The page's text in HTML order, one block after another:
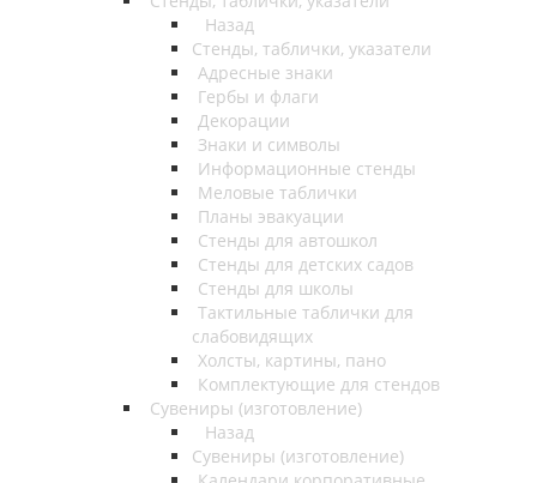
Назад
Стенды, таблички, указатели
Адресные знаки
Гербы и флаги
Декорации
Знаки и символы
Информационные стенды
Меловые таблички
Планы эвакуации
Стенды для автошкол
Стенды для детских садов
Стенды для школы
Тактильные таблички для
слабовидящих
Холсты, картины, пано
Комплектующие для стендов
Сувениры (изготовление)
Назад
Сувениры (изготовление)